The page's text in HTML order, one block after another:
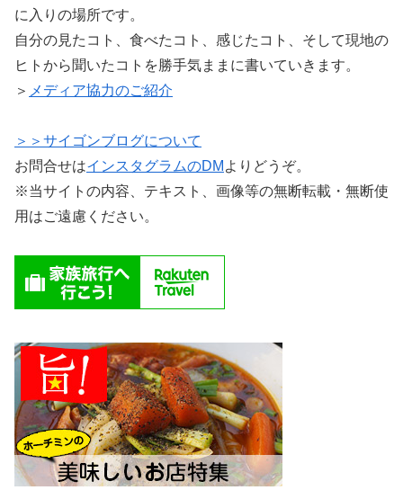
に入りの場所です。
自分の見たコト、食べたコト、感じたコト、そして現地の
ヒトから聞いたコトを勝手気ままに書いていきます。
＞ メディア協力のご紹介
＞＞サイゴンブログについて
お問合せはインスタグラムのDM よりどうぞ。
※当サイトの内容、テキスト、画像等の無断転載・無断使
用はご遠慮ください。